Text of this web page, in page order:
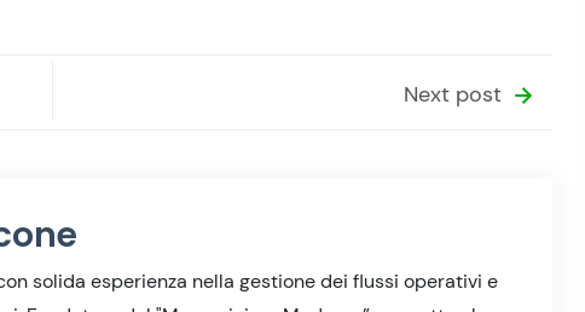
Next post
solida esperienza nella gestione dei flussi operativi e